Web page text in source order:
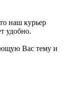
наш курьер
удобно.
Вас тему и